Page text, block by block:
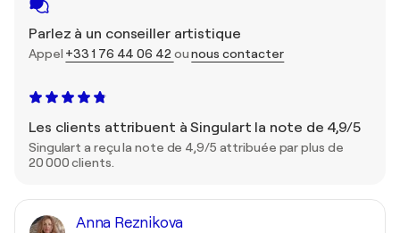
Parlez à un conseiller artistique
Appel +33 1 76 44 06 42 ounous contacter
Les clients attribuent à Singulart la note de 4,9/5
Singulart a reçu la note de 4,9/5 attribuée par plus de
20 000 clients.
Anna Reznikova